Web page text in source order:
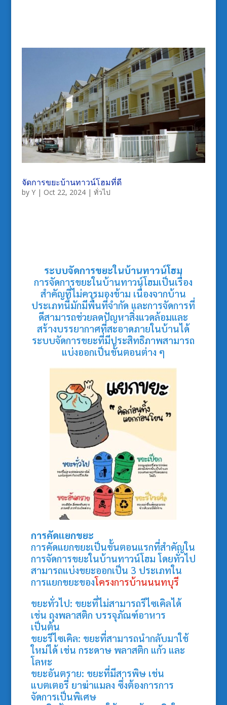
จัดการขยะบ้านทาวน์โฮมที่ดี
by Y| Oct 22, 2024| ทั่วไป
ระบบจัดการขยะในบ้านทาวน์โฮม
การจัดการขยะในบ้านทาวน์โฮมเป็นเรื่อง
สำคัญที่ไม่ควรมองข้าม เนื่องจากบ้าน
ประเภทนี้มักมีพื้นที่จำกัด และการจัดการที่
ดีสามารถช่วยลดปัญหาสิ่งแวดล้อมและ
สร้างบรรยากาศที่สะอาดภายในบ้านได้
ระบบจัดการขยะที่มีประสิทธิภาพสามารถ
แบ่งออกเป็นขั้นตอนต่าง ๆ
การคัดแยกขยะ
การคัดแยกขยะเป็นขั้นตอนแรกที่สำคัญใน
การจัดการขยะในบ้านทาวน์โฮม โดยทั่วไป
สามารถแบ่งขยะออกเป็น 3 ประเภทใน
การแยกขยะของโครงการบ้านนนทบุรี
ขยะทั่วไป: ขยะที่ไม่สามารถรีไซเคิลได้
เช่น ถุงพลาสติก บรรจุภัณฑ์อาหาร
เป็นต้น
ขยะรีไซเคิล: ขยะที่สามารถนำกลับมาใช้
ใหม่ได้ เช่น กระดาษ พลาสติก แก้ว และ
โลหะ
ขยะอันตราย: ขยะที่มีสารพิษ เช่น
แบตเตอรี่ ยาฆ่าแมลง ซึ่งต้องการการ
จัดการเป็นพิเศษ